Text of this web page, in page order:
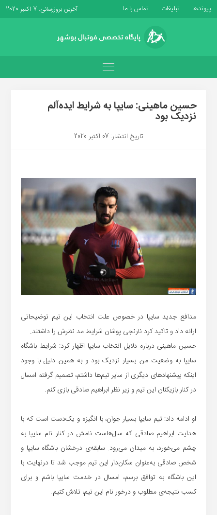
پیوندها تبلیغات تماس با ما آخرین بروزرسانی: 7 اکتبر 2020
حسین ماهینی: سایپا به شرایط ایده‌آلم
نزدیک بود
تاریخ انتشار: 07 اکتبر 2020
مدافع جدید سایپا در خصوص علت انتخاب این تیم توضیحاتی
ارائه داد و تاکید کرد نارنجی پوشان شرایط مد نظرش را داشتند.
حسین ماهینی درباره دلایل انتخاب سایپا اظهار کرد: شرایط باشگاه
سایپا به وضعیت من بسیار نزدیک بود و به همین دلیل با وجود
اینکه پیشنهاد‌های دیگری از سایر تیم‌ها داشتم، تصمیم گرفتم امسال
در کنار بازیکنان این تیم و زیر نظر ابراهیم صادقی بازی کنم.
او ادامه داد: تیم سایپا بسیار جوان‌، با انگیزه و یک‌دست است که با
هدایت ابراهیم صادقی که سال‌‌هاست نامش در کنار نام سایپا به
چشم می‌خورد، به میدان می‌رود. سابقه‌ی درخشان باشگاه سایپا و
شخص صادقی به‌عنوان سکان‌دار این تیم موجب شد تا درنهایت با
این باشگاه به توافق برسم، امسال در خدمت سایپا باشم و برای
کسب نتیجه‌ی مطلوب و درخور نام این تیم، تلاش کنیم.